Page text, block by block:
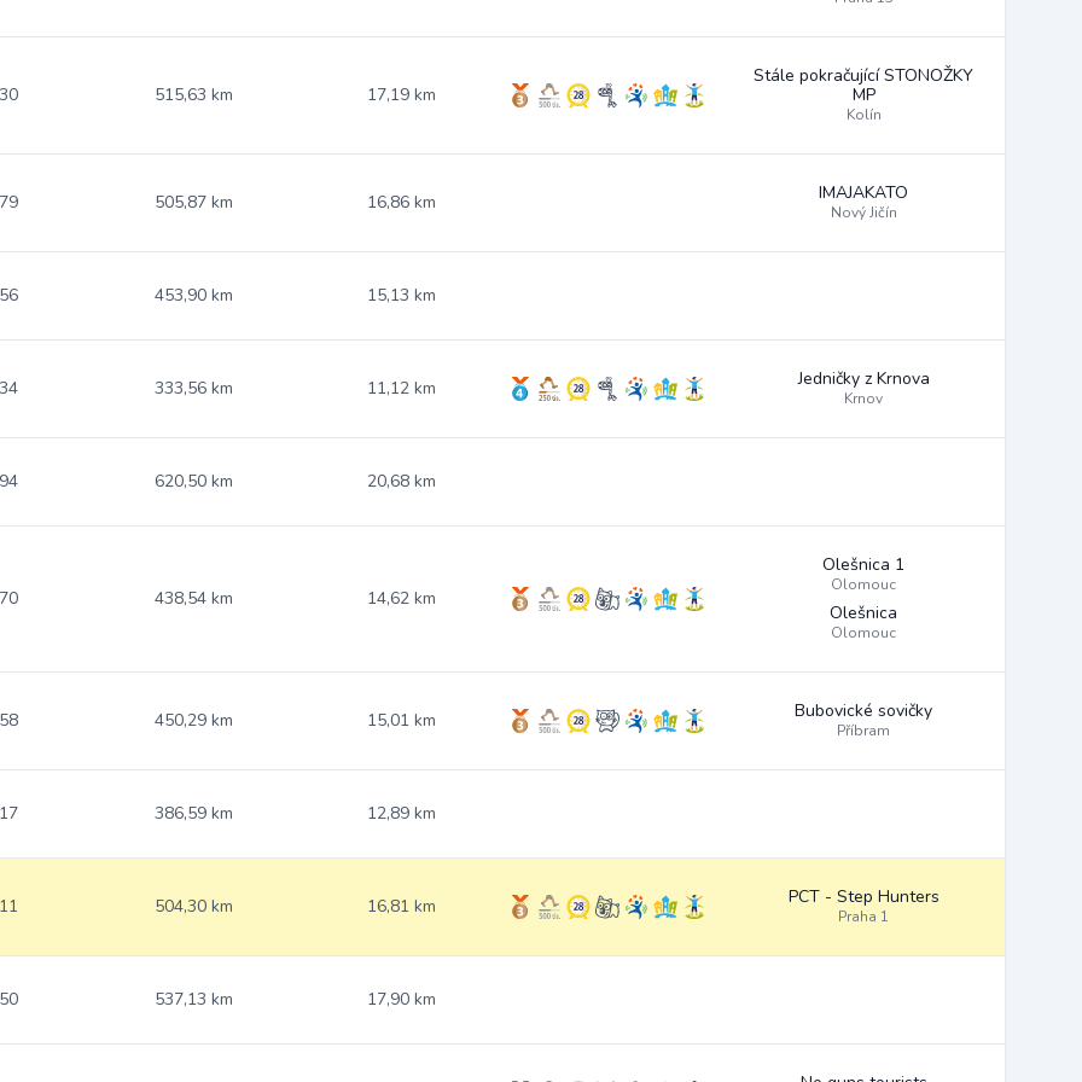
515,63 km 17,19 km
Stále pokračující STONOŽKY
MP
Kolín
505,87 km 16,86 km IMAJAKATO
Nový Jičín
453,90 km 15,13 km
333,56 km 11,12 km Jedničky z Krnova
Krnov
620,50 km 20,68 km
438,54 km 14,62 km
Olešnica 1
Olomouc
Olešnica
Olomouc
450,29 km 15,01 km Bubovické sovičky
Příbram
386,59 km 12,89 km
504,30 km 16,81 km PCT - Step Hunters
Praha 1
537,13 km 17,90 km